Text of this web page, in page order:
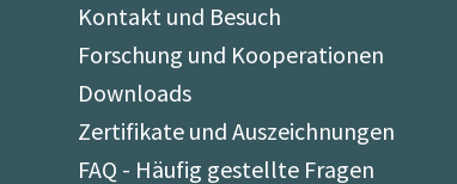
Kontakt und Besuch
Forschung und Kooperationen
Downloads
Zertifikate und Auszeichnungen
FAQ - Häufig gestellte Fragen